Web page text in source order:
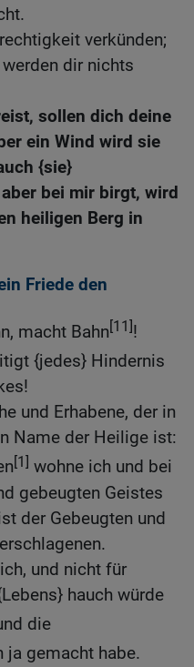
verkünden;
dir nichts
sollen dich deine
ein Wind wird sie
{sie}
bei mir birgt, wird
heiligen Berg in
Friede den
macht Bahn[11]!
{jedes} Hindernis
und Erhabene, der in
Name der Heilige ist:
[1] wohne ich und bei
gebeugten Geistes
der Gebeugten und
und nicht für
hauch würde
die
ja gemacht habe.